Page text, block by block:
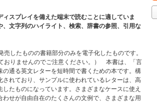
スプレイを備えた端末で読むことに適していま
文字列のハイライト、検索、辞書の参照、引用な
売したものの書籍部分のみを電子化したものです。
おりませんのでご注意ください。） 本書は、「言
通る英文レターを短時間で書くための本です。構
れており、サンプルに使われているレターは、高
たものになっています。さまざまなケースに使え
せが自由自在のたくさんの文例で、さまざまな用